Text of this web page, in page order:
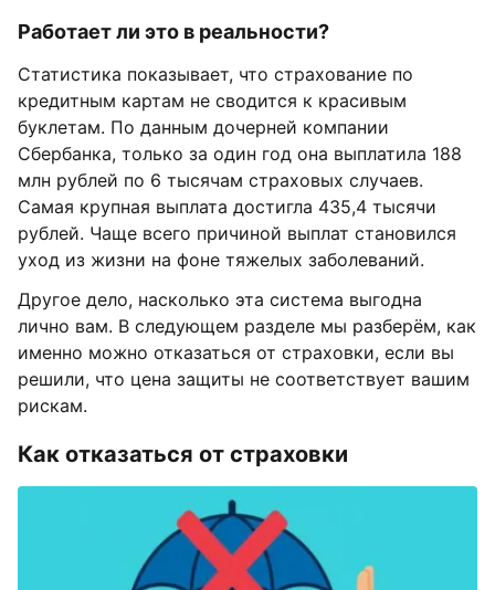
Работает ли это в реальности?
Статистика показывает, что страхование по
кредитным картам не сводится к красивым
буклетам. По данным дочерней компании
Сбербанка, только за один год она выплатила 188
млн рублей по 6 тысячам страховых случаев.
Самая крупная выплата достигла 435,4 тысячи
рублей. Чаще всего причиной выплат становился
уход из жизни на фоне тяжелых заболеваний.
Другое дело, насколько эта система выгодна
лично вам. В следующем разделе мы разберём, как
именно можно отказаться от страховки, если вы
решили, что цена защиты не соответствует вашим
рискам.
Как отказаться от страховки